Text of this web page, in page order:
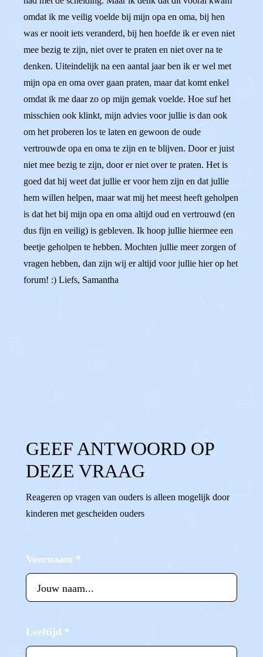
omdat ik me veilig voelde bij mijn opa en oma, bij hen
was er nooit iets veranderd, bij hen hoefde ik er even niet
mee bezig te zijn, niet over te praten en niet over na te
denken. Uiteindelijk na een aantal jaar ben ik er wel met
mijn opa en oma over gaan praten, maar dat komt enkel
omdat ik me daar zo op mijn gemak voelde. Hoe suf het
misschien ook klinkt, mijn advies voor jullie is dan ook
om het proberen los te laten en gewoon de oude
vertrouwde opa en oma te zijn en te blijven. Door er juist
niet mee bezig te zijn, door er niet over te praten. Het is
goed dat hij weet dat jullie er voor hem zijn en dat jullie
hem willen helpen, maar wat mij het meest heeft geholpen
is dat het bij mijn opa en oma altijd oud en vertrouwd (en
dus fijn en veilig) is gebleven. Ik hoop jullie hiermee een
beetje geholpen te hebben. Mochten jullie meer zorgen of
vragen hebben, dan zijn wij er altijd voor jullie hier op het
forum! :) Liefs, Samantha
GEEF ANTWOORD OP
DEZE VRAAG
Reageren op vragen van ouders is alleen mogelijk door
kinderen met gescheiden ouders
Voornaam *
Leeftijd *